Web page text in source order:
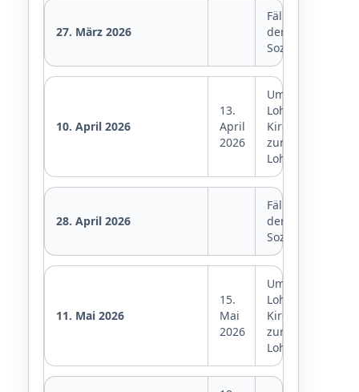
27. März 2026
Fälligkeit
der
10. April 2026
13.
April
2026
Umsatzsteuer,
Lohnsteuer,
Kirchensteuer
zur
Lohnsteuer
28. April 2026
Fälligkeit
der
11. Mai 2026
15.
Mai
2026
Umsatzsteuer,
Lohnsteuer,
Kirchensteuer
zur
Lohnsteuer